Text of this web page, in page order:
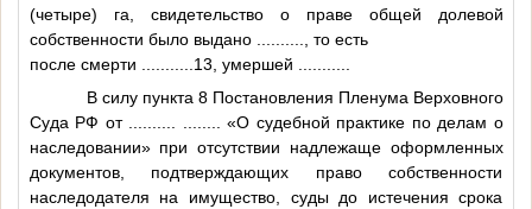
(четыре) га, свидетельство о праве общей долевой
собственности было выдано
, то есть
после смерти
...........13 , умершей
В силу пункта 8 Постановления Пленума Верховного
Суда РФ от
«О судебной практике по делам о
наследовании» при отсутствии надлежаще оформленных
документов, подтверждающих право собственности
наследодателя на имущество, суды до истечения срока